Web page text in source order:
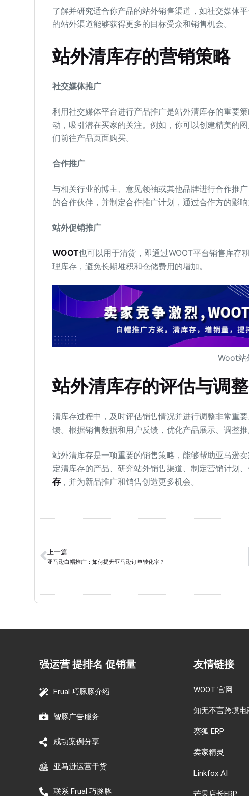
了解并研究适合你产品的站外销售渠道，如社交媒体
的站外渠道能够获得更多的目标受众和销售机会。
站外清库存的营销策略
社交媒体推广
利用社交媒体平台进行产品推广是站外清库存的重要
动，吸引潜在买家的关注。例如，你可以创建精美的
们前往产品页面购买。
合作推广
与相关行业的博主、意见领袖或其他品牌进行合作推
的合作伙伴，并制定合作推广计划，通过合作方的影响
站外促销推广
WOOT也可以用于清货，即通过WOOT平台销售库存
理库存，避免长期堆积和仓储费用的增加。
Woot站
站外清库存的评估与调整
清库存过程中，及时评估销售情况并进行调整非常重
馈。根据销售数据和用户反馈，优化产品展示、调整
站外清库存是一项重要的销售策略，能够帮助亚马逊
定清库存的产品、研究站外销售渠道、制定营销计划
存，并为新品推广和销售创造更多机会。
上一篇
亚马逊白帽推广：如何提升亚马逊订单转化率？
强运营 提排名 促销量
Frual 巧豚豚介绍
智豚广告服务
成功案例分享
亚马逊运营干货
联系 Frual 巧豚豚
友情链接
WOOT 官网
知无不言跨境电
赛狐 ERP
卖家精灵
Linkfox AI
芒果店长ERP